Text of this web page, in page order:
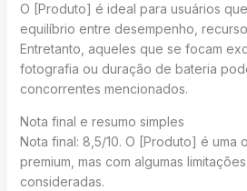
O [Produto] é ideal para usuários
equilíbrio entre desempenho,
Entretanto, aqueles que se focam
fotografia ou duração de bateria
concorrentes mencionados.
Nota final e resumo simples
Nota final: 8,5/10. O [Produto] é uma
premium, mas com algumas
consideradas.